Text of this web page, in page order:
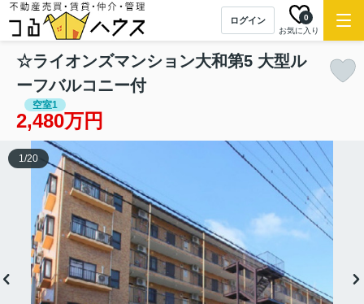
ログイン
お気に入り
0
☆ライオンズマンション大和第5 大型ル
ーフバルコニー付
空室1
2,480万円
1/20